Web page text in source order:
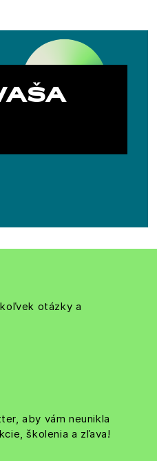
otázky a
aby vám neunikla
školenia a zľava!